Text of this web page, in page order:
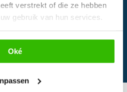
verstrekt of die ze hebben
gebruik van hun services.
Oké SCOOR JE TICKETS